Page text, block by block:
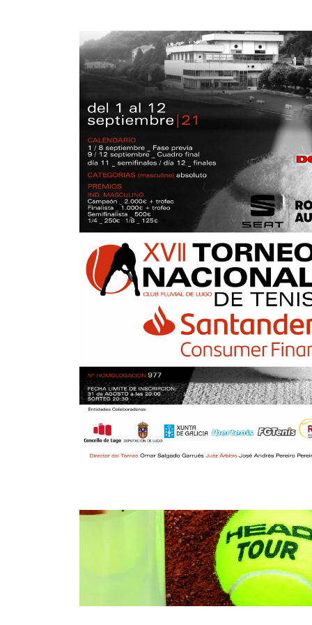
VERNIER QUINTEROS,
M. 66
GARCÍA SUÁREZ, D. 12
CAO PARDAL, D. 12
GONZÁLEZ
FERNÁNDEZ, M. 66
REDONDO PEREIRA,
D. 44
DE LOS RIOS
KOLEJEWSKA, A. 6 6
FERNANDEZ, A. 11
HERNANDO RUANO, J. 66
GARCIA MONDELO, C.
RET
BASANTA DIAZ, J. 44
LOPEZ PEREZ, E. 66